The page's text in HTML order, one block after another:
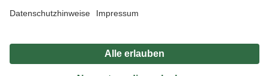
Produkte nur solange der Vorrat reicht.
*Paketversand ab 59 € versandkostenfrei, gilt nicht für Artikel mit Speditionsversand, hier
Privatsphäre Impressum
Nutzungsbedingungen
Widerrufsrecht
Vertrag widerrufen